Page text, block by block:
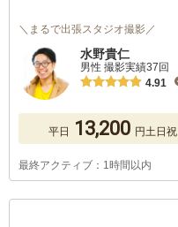
＼まるで出張スタジオ撮影／
水野貴仁
男性 撮影実績37回
4.91
平日 13,200 円土日祝
最終アクティブ：1時間以内